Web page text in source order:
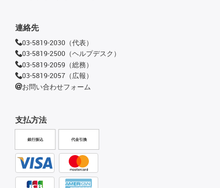
支払方法
銀行振込 代金引換
連絡先
03-5819-2030（代表）
03-5819-2500（ヘルプデスク）
03-5819-2059（総務）
03-5819-2057（広報）
お問い合わせフォーム